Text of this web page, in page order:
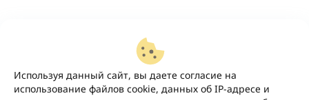
Используя данный сайт, вы даете согласие на
использование файлов cookie, данных об IP-адресе и